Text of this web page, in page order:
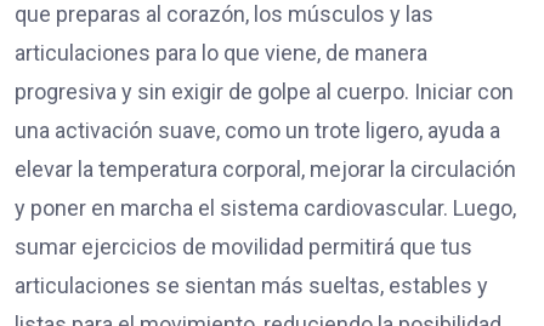
que preparas al corazón, los músculos y las
articulaciones para lo que viene, de manera
progresiva y sin exigir de golpe al cuerpo. Iniciar con
una activación suave, como un trote ligero, ayuda a
elevar la temperatura corporal, mejorar la circulación
y poner en marcha el sistema cardiovascular. Luego,
sumar ejercicios de movilidad permitirá que tus
articulaciones se sientan más sueltas, estables y